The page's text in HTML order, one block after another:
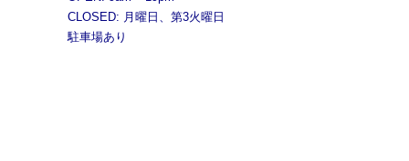
CLOSED: 月曜日、第3火曜日
駐車場あり